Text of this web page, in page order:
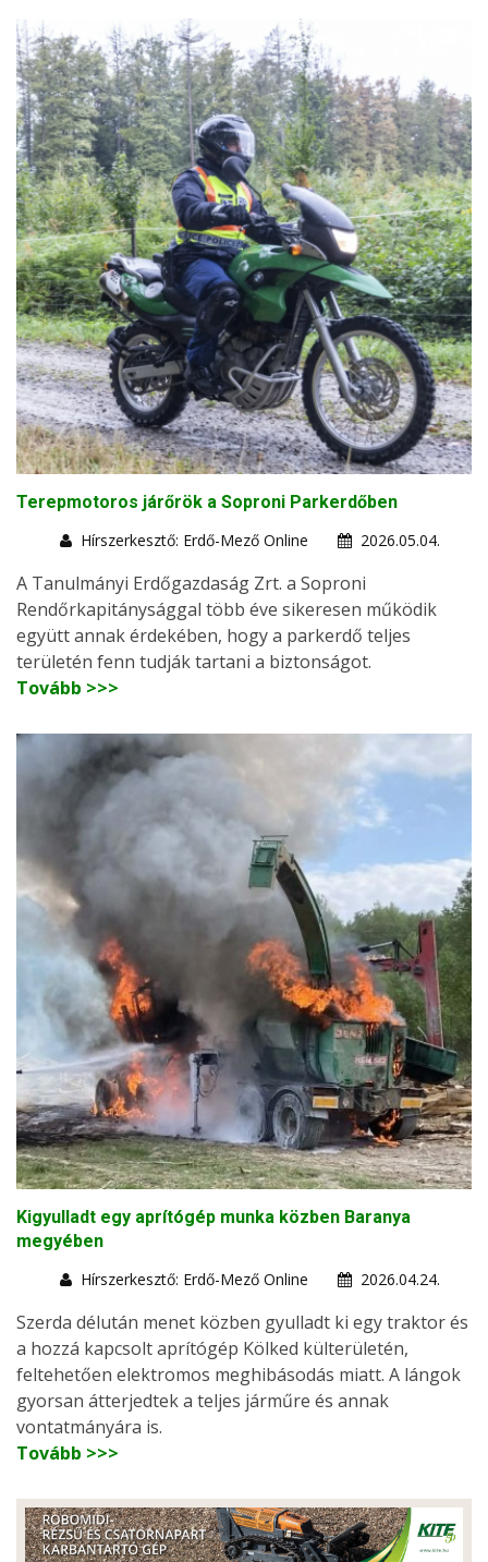
Terepmotoros járőrök a Soproni Parkerdőben
Hírszerkesztő: Erdő-Mező Online
2026.05.04.
A Tanulmányi Erdőgazdaság Zrt. a Soproni
Rendőrkapitánysággal több éve sikeresen működik
együtt annak érdekében, hogy a parkerdő teljes
területén fenn tudják tartani a biztonságot.
Tovább >>>
Kigyulladt egy aprítógép munka közben Baranya
megyében
Hírszerkesztő: Erdő-Mező Online
2026.04.24.
Szerda délután menet közben gyulladt ki egy traktor és
a hozzá kapcsolt aprítógép Kölked külterületén,
feltehetően elektromos meghibásodás miatt. A lángok
gyorsan átterjedtek a teljes járműre és annak
vontatmányára is.
Tovább >>>